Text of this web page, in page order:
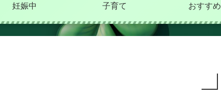
妊娠中 子育て おすすめ